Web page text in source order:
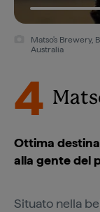
Matso's Brewery,
Australia
4
Ottima
alla gente del
Situato nella